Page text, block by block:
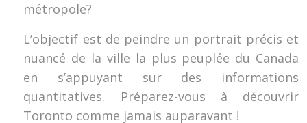
métropole?
L’objectif est de peindre un portrait précis et
nuancé de la ville la plus peuplée du Canada
en s’appuyant sur des informations
quantitatives. Préparez-vous à découvrir
Toronto comme jamais auparavant !